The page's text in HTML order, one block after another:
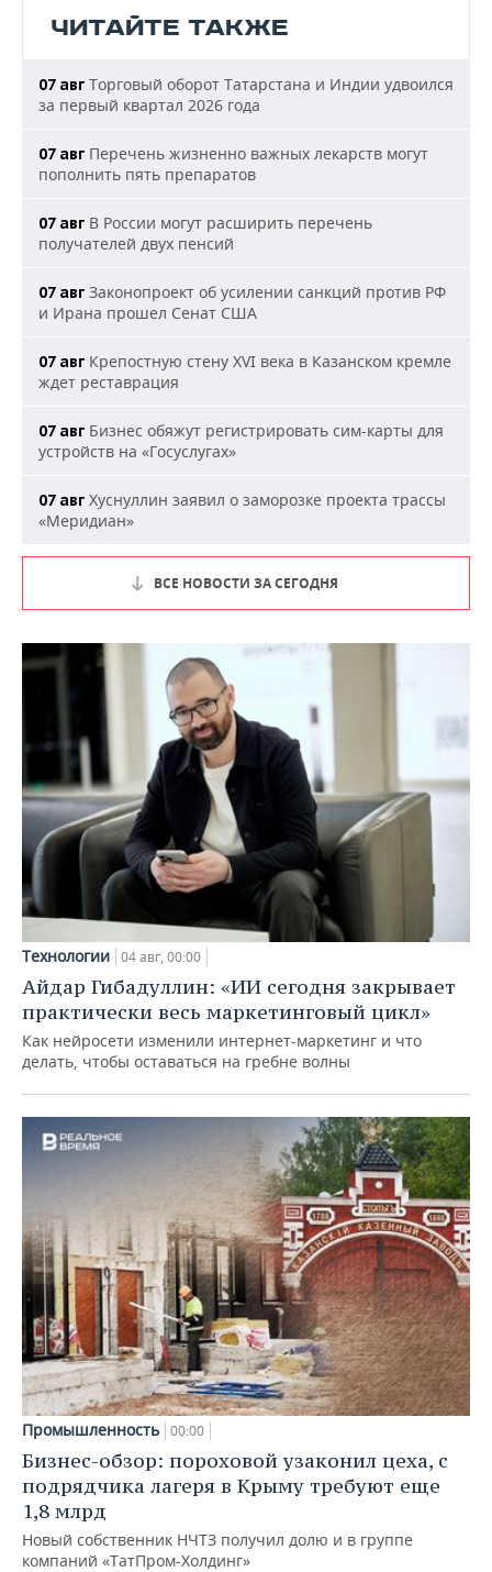
ЧИТАЙТЕ ТАКЖЕ
07 авг Торговый оборот Татарстана и Индии удвоился
за первый квартал 2026 года
07 авг Перечень жизненно важных лекарств могут
пополнить пять препаратов
07 авг В России могут расширить перечень
получателей двух пенсий
07 авг Законопроект об усилении санкций против РФ
и Ирана прошел Сенат США
07 авг Крепостную стену XVI века в Казанском кремле
ждет реставрация
07 авг Бизнес обяжут регистрировать сим-карты для
устройств на «Госуслугах»
07 авг Хуснуллин заявил о заморозке проекта трассы
«Меридиан»
ВСЕ НОВОСТИ ЗА СЕГОДНЯ
Технологии 04 авг, 00:00
Айдар Гибадуллин: «ИИ сегодня закрывает
практически весь маркетинговый цикл»
Как нейросети изменили интернет-маркетинг и что
делать, чтобы оставаться на гребне волны
Промышленность 00:00
Бизнес-обзор: пороховой узаконил цеха, с
подрядчика лагеря в Крыму требуют еще
1,8 млрд
Новый собственник НЧТЗ получил долю и в группе
компаний «ТатПром-Холдинг»